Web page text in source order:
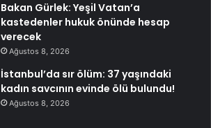
Bakan Gürlek: Yeşil Vatan’a
kastedenler hukuk önünde hesap
verecek
Ağustos 8, 2026
İstanbul’da sır ölüm: 37 yaşındaki
kadın savcının evinde ölü bulundu!
Ağustos 8, 2026